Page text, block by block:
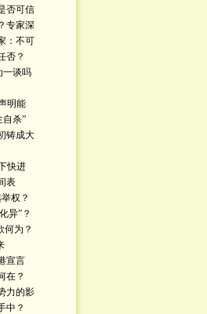
否可信
专家深
：不可
否？
一谈吗
明能
自杀”
铸成大
快进
表
权？
异”？
何为？
宣言
在？
力的影
中？